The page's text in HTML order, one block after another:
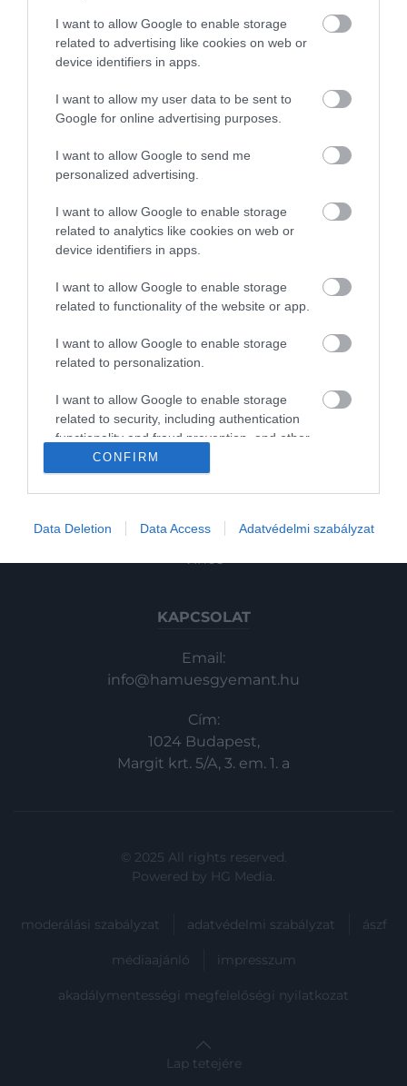
I want to allow Google to enable storage
related to advertising like cookies on web or
device identifiers in apps.
I want to allow my user data to be sent to
Google for online advertising purposes.
I want to allow Google to send me
personalized advertising.
I want to allow Google to enable storage
related to analytics like cookies on web or
device identifiers in apps.
I want to allow Google to enable storage
related to functionality of the website or app.
I want to allow Google to enable storage
related to personalization.
I want to allow Google to enable storage
related to security, including authentication
functionality and fraud prevention, and other
user protection.
CONFIRM
Data Deletion Data Access Adatvédelmi szabályzat
90 ezer éves lábnyomokra bukkantak
kezdődött régészeti vizsgálat ezt, és sok
2024. FEBRUÁR 12. ● HAMU ÉS GYÉMÁNT
Kinek a 90 ezer évvel ezelőtti
lábnyomára bukkanhattak…
Művelődj, szórakozz, kíváncsiskodj, kóstolgass
és ismerd meg a Hamu és Gyémánt világát!
Kultúra
Tudomány
Utazás
Pénz
Gasztronómia
Magazin
HG MEDIA
Magazin-előfizetés
In
Vince
KAPCSOLAT
Email:
info@hamuesgyemant.hu
Cím:
1024 Budapest,
Margit krt. 5/A, 3. em. 1. a
© 2025 All rights reserved.
Powered by HG Media.
moderálási szabályzat adatvédelmi szabályzat ászf
médiaajánló impresszum
akadálymentességi megfelelőségi nyilatkozat
Lap tetejére